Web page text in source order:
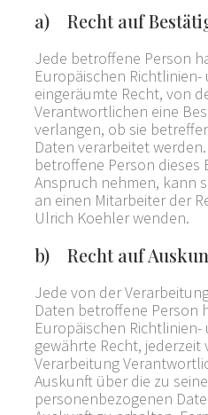
a) Recht auf
Jede betroffene Person
Europäischen
eingeräumte Recht, von
Verantwortlichen eine
verlangen, ob sie
Daten verarbeitet
betroffene Person dieses
Anspruch nehmen, kann
an einen Mitarbeiter der
Ulrich Koehler wenden.
b) Recht auf
Jede von der
Daten betroffene Person
Europäischen
gewährte Recht, jederzeit
Verarbeitung
Auskunft über die zu
personenbezogenen